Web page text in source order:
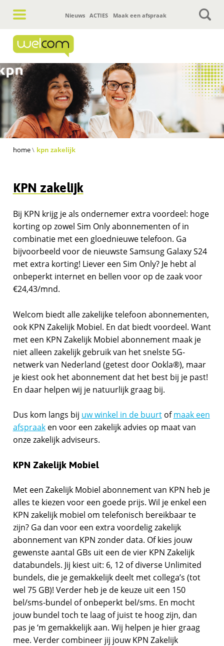
Nieuws ACTIES Maak een afspraak
Hoofdnavigatie
home kpn zakelijk
KPN zakelijk
Bij KPN krijg je als ondernemer extra voordeel: hoge
korting op zowel Sim Only abonnementen of in
combinatie met een gloednieuwe telefoon. Ga
bijvoorbeeld voor de nieuwste Samsung Galaxy S24
met extra korting! Liever een Sim Only? Je hebt al
onbeperkt internet en bellen voor op de zaak voor
€24,43/mnd.
Welcom biedt alle zakelijke telefoon abonnementen,
ook KPN Zakelijk Mobiel. En dat biedt voordeel. Want
met een KPN Zakelijk Mobiel abonnement maak je
niet alleen zakelijk gebruik van het snelste 5G-
netwerk van Nederland (getest door Ookla®), maar
je kiest ook het abonnement dat het best bij je past!
En daar helpen wij je natuurlijk graag bij.
Dus kom langs bij uw winkel in de buurtofmaak een
afspraaken voor een zakelijk advies op maat van
onze zakelijk adviseurs.
KPN Zakelijk Mobiel
Met een Zakelijk Mobiel abonnement van KPN heb je
alles te kiezen voor een goede prijs. Wil je enkel een
KPN zakelijk mobiel om telefonisch bereikbaar te
zijn? Ga dan voor een extra voordelig zakelijk
abonnement van KPN zonder data. Of kies jouw
gewenste aantal GBs uit een de vier KPN Zakelijk
databundels. Jij kiest uit: 6, 12 of diverse Unlimited
bundels, die je gemakkelijk deelt met collega’s (tot
wel 75 GB)! Verder heb je de keuze uit een 150
bel/sms-bundel of onbeperkt bel/sms. En mocht
jouw bundel toch te laag of juist te hoog zijn, dan
pas je ‘m gemakkelijk aan. Wij helpen je hier graag
mee. Verder combineer jij jouw KPN Zakelijk